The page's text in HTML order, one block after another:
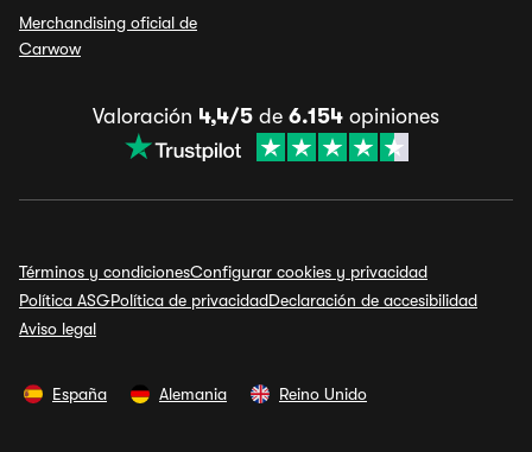
Merchandising oficial de
Carwow
Valoración 4,4/5 de 6.154 opiniones
Términos y condicionesConfigurar cookies y privacidad
Política ASGPolítica de privacidadDeclaración de accesibilidad
Aviso legal
España Alemania Reino Unido